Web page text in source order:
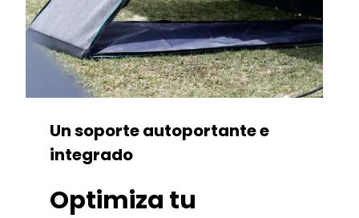
Un soporte autoportante e
integrado
Optimiza tu